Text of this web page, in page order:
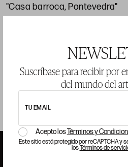
Suscríbase para recibir por
del mundo del
TU EMAIL
Acepto losTérminos y
Este sitio está protegido por reCAPTCHA y
losTérminos de
"Casa barroca, Pontevedra"